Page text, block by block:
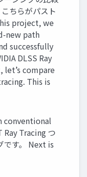
ちらがパスト
project, we
new path
successfully
DLSS Ray
let’s compare
This is
conventional
Ray Tracing つ
です。 Next is